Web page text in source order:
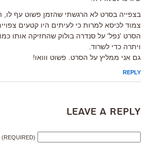
בצפייה בסרט לא הרגשתי שהזמן פשוט עף
צמוד לכיסא למרות כי לעיתים היו קטעים
הסרט 'נפל' על סנדרה בולוק שהחזיקה אותו
ויתרה כדי לשרוד.
גם אני ממליץ על הסרט. פשוט ווואו!
REPLY
Leave a Reply
(REQUIRED)